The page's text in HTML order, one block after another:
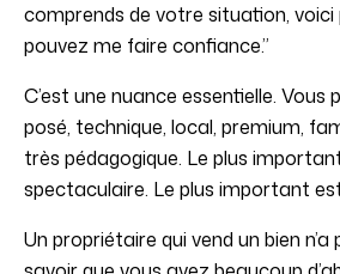
comprends de votre situation, voici
pouvez me faire confiance.”
C’est une nuance essentielle. Vous
posé, technique, local, premium,
très pédagogique. Le plus important
spectaculaire. Le plus important
Un propriétaire qui vend un bien n’a